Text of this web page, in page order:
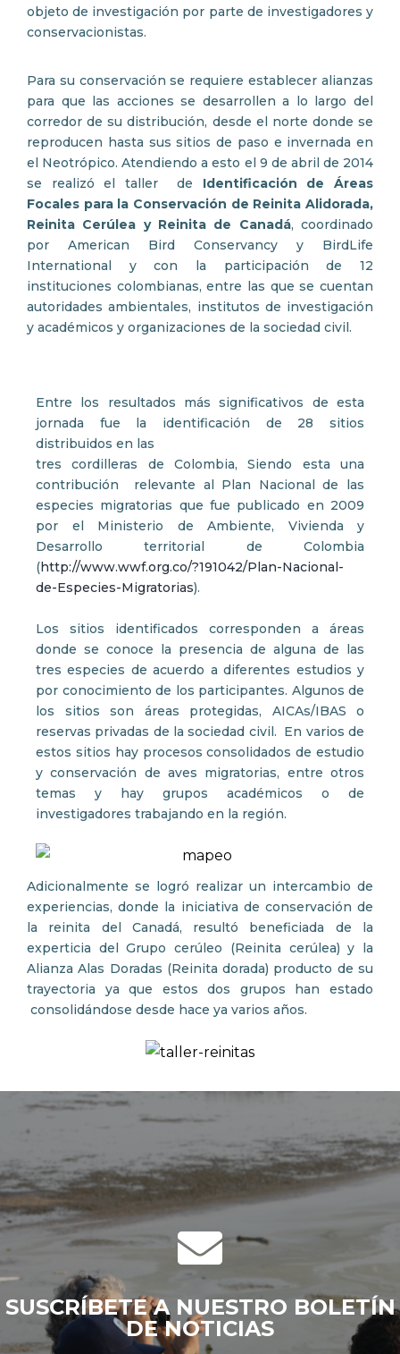
objeto de investigación por parte de investigadores y
conservacionistas.
Para su conservación se requiere establecer alianzas
para que las acciones se desarrollen a lo largo del
corredor de su distribución, desde el norte donde se
reproducen hasta sus sitios de paso e invernada en
el Neotrópico. Atendiendo a esto el 9 de abril de 2014
se realizó el taller de Identificación de Áreas
Focales para la Conservación de Reinita Alidorada,
Reinita Cerúlea y Reinita de Canadá, coordinado
por American Bird Conservancy y BirdLife
International y con la participación de 12
instituciones colombianas, entre las que se cuentan
autoridades ambientales, institutos de investigación
y académicos y organizaciones de la sociedad civil.
Entre los resultados más significativos de esta
jornada fue la identificación de 28 sitios
distribuidos en las
tres cordilleras de Colombia, Siendo esta una
contribución relevante al Plan Nacional de las
especies migratorias que fue publicado en 2009
por el Ministerio de Ambiente, Vivienda y
Desarrollo territorial de Colombia
(http://www.wwf.org.co/?191042/Plan-Nacional-
de-Especies-Migratorias).
Los sitios identificados corresponden a áreas
donde se conoce la presencia de alguna de las
tres especies de acuerdo a diferentes estudios y
por conocimiento de los participantes. Algunos de
los sitios son áreas protegidas, AICAs/IBAS o
reservas privadas de la sociedad civil. En varios de
estos sitios hay procesos consolidados de estudio
y conservación de aves migratorias, entre otros
temas y hay grupos académicos o de
investigadores trabajando en la región.
Adicionalmente se logró realizar un intercambio de
experiencias, donde la iniciativa de conservación de
la reinita del Canadá, resultó beneficiada de la
experticia del Grupo cerúleo (Reinita cerúlea) y la
Alianza Alas Doradas (Reinita dorada) producto de su
trayectoria ya que estos dos grupos han estado
consolidándose desde hace ya varios años.
SUSCRÍBETE A NUESTRO BOLETÍN
DE NOTICIAS